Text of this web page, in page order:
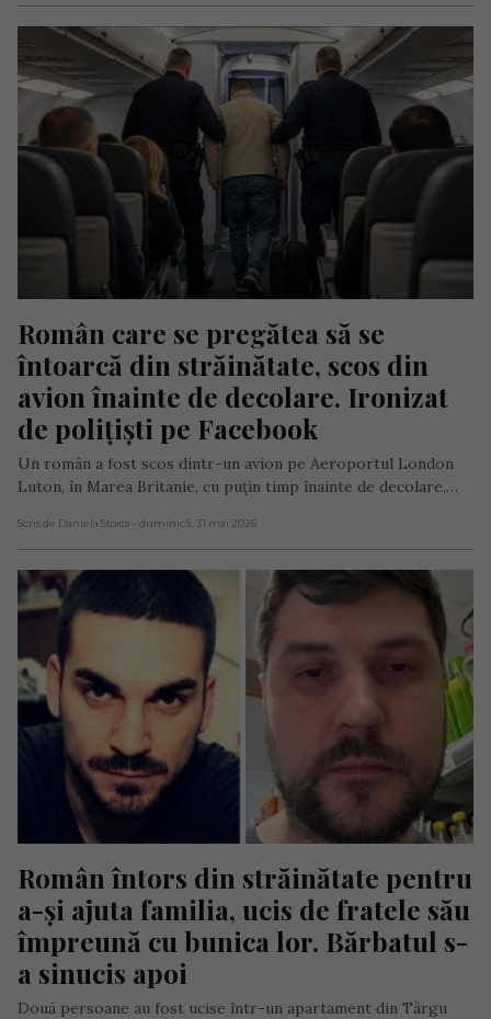
Român care se pregătea să se
întoarcă din străinătate, scos din
avion înainte de decolare. Ironizat
de polițiști pe Facebook
Un român a fost scos dintr-un avion pe Aeroportul London
Luton, în Marea Britanie, cu puțin timp înainte de decolare,…
Scris de Daniela Stoica - duminică, 31 mai 2026
Român întors din străinătate pentru
a-și ajuta familia, ucis de fratele său
împreună cu bunica lor. Bărbatul s-
a sinucis apoi
Două persoane au fost ucise într-un apartament din Târgu